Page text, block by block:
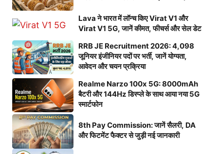
Lava ने भारत में लॉन्च किए Virat V1 और
Virat V1 5G, जानें कीमत, फीचर्स और सेल डेट
RRB JE Recruitment 2026: 4,098
जूनियर इंजीनियर पदों पर भर्ती, जानें योग्यता,
आवेदन और चयन प्रक्रिया
Realme Narzo 100x 5G: 8000mAh
बैटरी और 144Hz डिस्प्ले के साथ आया नया 5G
स्मार्टफोन
8th Pay Commission: जानें सैलरी, DA
और फिटमेंट फैक्टर से जुड़ी नई जानकारी